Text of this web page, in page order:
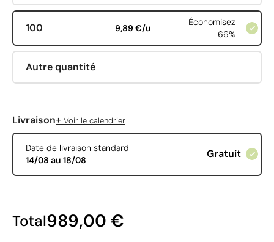
100 9,89 €/u
Économisez
66%
Autre quantité
Livraison+ Voir le calendrier
Date de livraison standard
14/08 au 18/08
Gratuit
Total989,00 €